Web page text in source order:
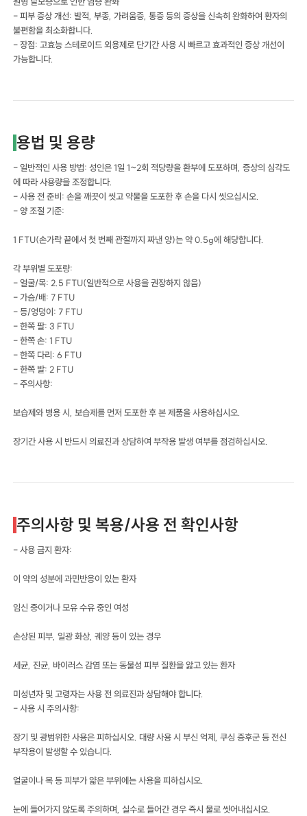
- 피부 증상 개선: 발적, 부종, 가려움증, 통증 등의 증상을 신속히 완화하여 환자의
불편함을 최소화합니다.
- 장점: 고효능 스테로이드 외용제로 단기간 사용 시 빠르고 효과적인 증상 개선이
가능합니다.
용법 및 용량
- 일반적인 사용 방법: 성인은 1일 1~2회 적당량을 환부에 도포하며, 증상의 심각도
에 따라 사용량을 조정합니다.
- 사용 전 준비: 손을 깨끗이 씻고 약물을 도포한 후 손을 다시 씻으십시오.
- 양 조절 기준:
1 FTU(손가락 끝에서 첫 번째 관절까지 짜낸 양)는 약 0.5g에 해당합니다.
각 부위별 도포량:
- 얼굴/목: 2.5 FTU(일반적으로 사용을 권장하지 않음)
- 가슴/배: 7 FTU
- 등/엉덩이: 7 FTU
- 한쪽 팔: 3 FTU
- 한쪽 손: 1 FTU
- 한쪽 다리: 6 FTU
- 한쪽 발: 2 FTU
- 주의사항:
보습제와 병용 시, 보습제를 먼저 도포한 후 본 제품을 사용하십시오.
장기간 사용 시 반드시 의료진과 상담하여 부작용 발생 여부를 점검하십시오.
주의사항 및 복용/사용 전 확인사항
- 사용 금지 환자:
이 약의 성분에 과민반응이 있는 환자
임신 중이거나 모유 수유 중인 여성
손상된 피부, 일광 화상, 궤양 등이 있는 경우
세균, 진균, 바이러스 감염 또는 동물성 피부 질환을 앓고 있는 환자
미성년자 및 고령자는 사용 전 의료진과 상담해야 합니다.
- 사용 시 주의사항:
장기 및 광범위한 사용은 피하십시오. 대량 사용 시 부신 억제, 쿠싱 증후군 등 전신
부작용이 발생할 수 있습니다.
얼굴이나 목 등 피부가 얇은 부위에는 사용을 피하십시오.
눈에 들어가지 않도록 주의하며, 실수로 들어간 경우 즉시 물로 씻어내십시오.